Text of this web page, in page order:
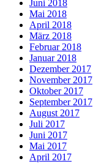
Juni 2018
Mai 2018
April 2018
März 2018
Februar 2018
Januar 2018
Dezember 2017
November 2017
Oktober 2017
September 2017
August 2017
Juli 2017
Juni 2017
Mai 2017
April 2017